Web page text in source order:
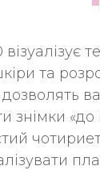
візуалізує
та
знімки